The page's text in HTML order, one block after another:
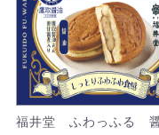
福井堂 ふわっふる